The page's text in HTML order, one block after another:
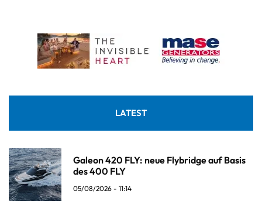
LATEST
Galeon 420 FLY: neue Flybridge auf Basis
des 400 FLY
05/08/2026 - 11:14